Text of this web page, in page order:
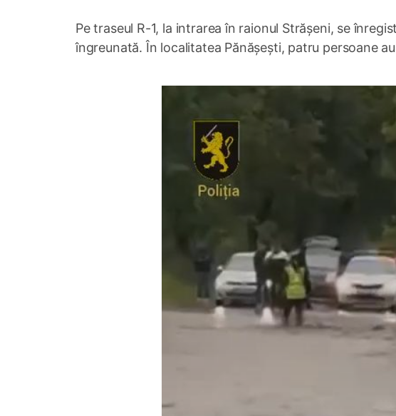
Pe traseul R-1, la intrarea în raionul Strășeni, se
îngreunată. În localitatea Pănășești, patru persoane